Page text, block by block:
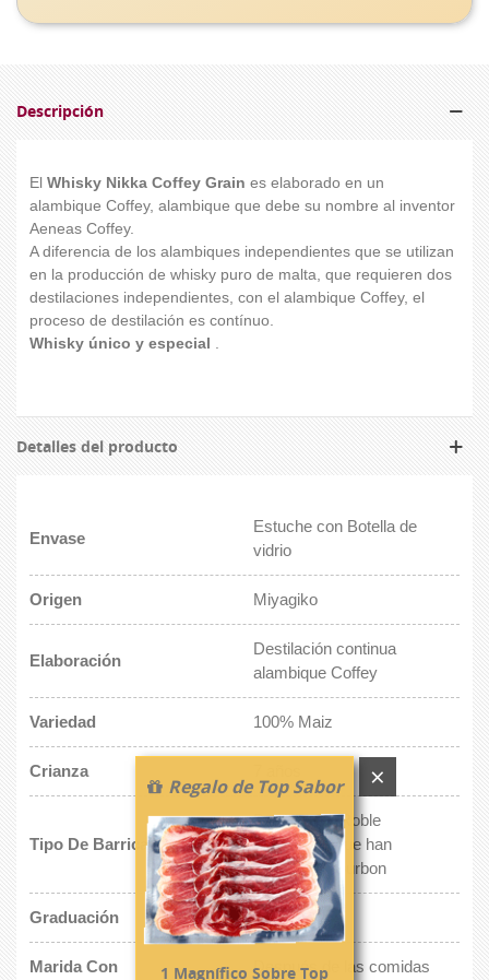
Descripción
El Whisky Nikka Coffey Grain es elaborado en un
alambique Coffey, alambique que debe su nombre al inventor
Aeneas Coffey.
A diferencia de los alambiques independientes que se utilizan
en la producción de whisky puro de malta, que requieren dos
destilaciones independientes, con el alambique Coffey, el
proceso de destilación es contínuo.
Whisky único y especial
Detalles del producto
Envase
Estuche con Botella de
vidrio
Origen Miyagiko
Elaboración
Destilación continua
alambique Coffey
Variedad 100% Maiz
Crianza
Tipo De Barrica
Barricas de Roble
Americano que han
contenido Bourbon
Graduación 45º
Marida Con Después de las comidas
Regalo de Top Sabor
1 Magnífico Sobre Top
×